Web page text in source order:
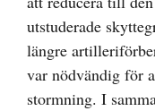
utstuderade
längre
var nödvändig för
stormning. I